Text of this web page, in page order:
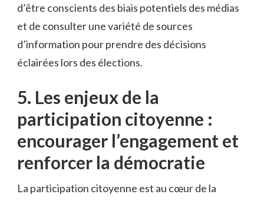
d’être conscients des biais potentiels des‌ médias
et de consulter une⁢ variété ​de sources
d’information pour prendre ‌des ⁤décisions
éclairées lors ‌des élections.
5. Les enjeux de la
⁢participation citoyenne :
encourager ‍l’engagement et
renforcer⁢ la démocratie
La⁣ participation‍ citoyenne est‌ au cœur de la